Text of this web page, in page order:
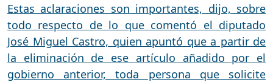
Estas aclaraciones son importantes, dijo, sobre
todo respecto de lo que comentó el diputado
José Miguel Castro, quien apuntó que a partir de
la eliminación de ese artículo añadido por el
gobierno anterior, toda persona que solicite